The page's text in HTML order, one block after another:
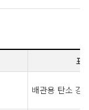
표
배관용 탄소 강